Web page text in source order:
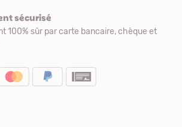
sécurisé
100% sûr par carte bancaire, chèque et